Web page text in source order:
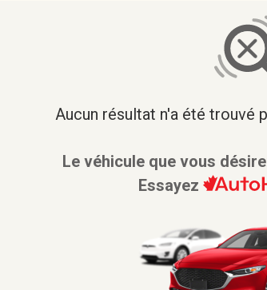
Aucun résultat n'a été trouvé
Le véhicule que vous
Essayez